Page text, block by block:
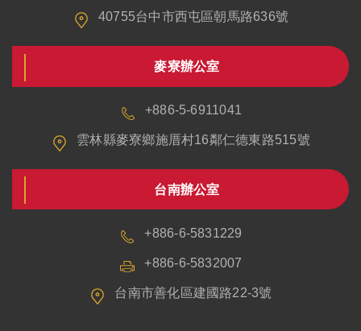
40755台中市西屯區朝馬路636號
麥寮辦公室
+886-5-6911041
雲林縣麥寮鄉施厝村16鄰仁德東路515號
台南辦公室
+886-6-5831229
+886-6-5832007
台南市善化區建國路22-3號